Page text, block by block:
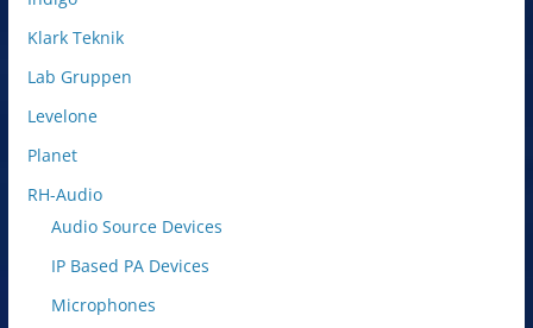
Klark Teknik
Lab Gruppen
Levelone
Planet
RH-Audio
Audio Source Devices
IP Based PA Devices
Microphones